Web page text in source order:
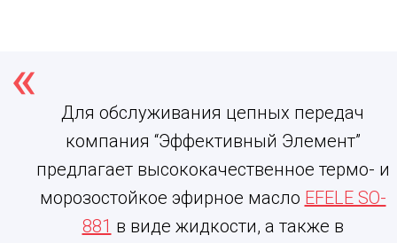
Для обслуживания цепных передач
компания “Эффективный Элемент”
предлагает высококачественное термо- и
морозостойкое эфирное масло EFELE SO-
881 в виде жидкости, а также в